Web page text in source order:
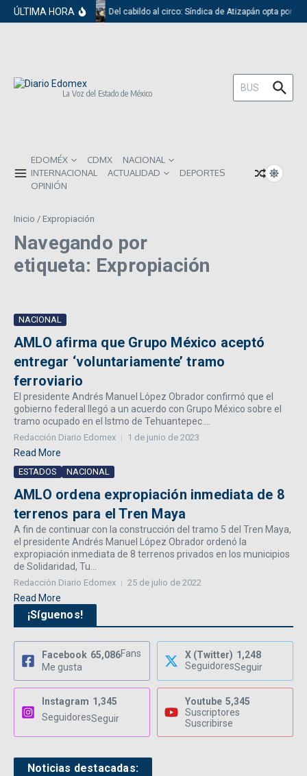
Saltar al contenido
ÚLTIMA HORA Del cabildo al circo: Síndica de Atizapán opta por
La Voz del Estado de México
Buscar:
EDOMÉX CDMX
NACIONAL
INTERNACIONAL
ACTUALIDAD
DEPORTES
OPINIÓN
Inicio / Expropiación
Navegando por
etiqueta: Expropiación
NACIONAL
AMLO afirma que Grupo México aceptó
entregar ‘voluntariamente’ tramo
ferroviario
El presidente Andrés Manuel López Obrador confirmó que el
gobierno federal llegó a un acuerdo con Grupo México sobre el
tramo ocupado en el Istmo de Tehuantepec....
Redacción Diario Edomex 1 de junio de 2023
Read More
ESTADOS NACIONAL
AMLO ordena expropiación inmediata de 8
terrenos para el Tren Maya
A fin de continuar con la construcción del tramo 5 del Tren Maya,
el presidente Andrés Manuel López Obrador ordenó la
expropiación inmediata de 8 terrenos privados en los municipios
de Solidaridad, Tu...
Redacción Diario Edomex 25 de julio de 2022
Read More
¡Síguenos!
Facebook 65,086Fans
Me gusta
X (Twitter) 1,248
SeguidoresSeguir
Instagram 1,345
SeguidoresSeguir
Youtube 5,345
Suscriptores
Suscribirse
Noticias destacadas: